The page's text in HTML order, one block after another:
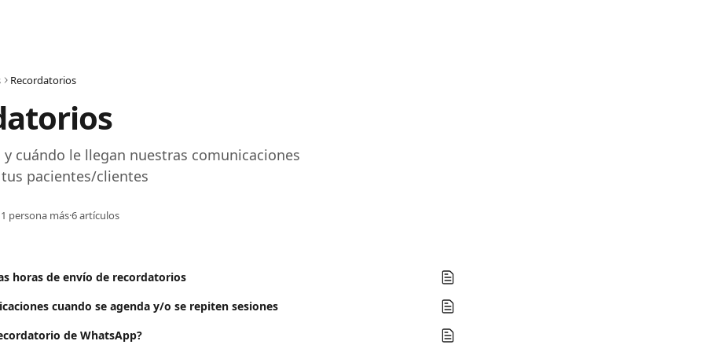
Recordatorios
cuándo le llegan nuestras comunicaciones
pacientes/clientes
persona más·6 artículos
horas de envío de recordatorios
cuando se agenda y/o se repiten sesiones
de WhatsApp?